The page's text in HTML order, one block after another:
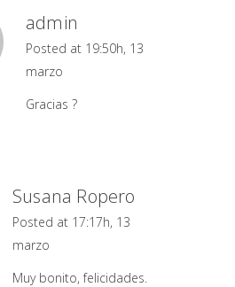
admin
Posted at 19:50h, 13
marzo
Gracias ?
Susana Ropero
Posted at 17:17h, 13
marzo
Muy bonito, felicidades.